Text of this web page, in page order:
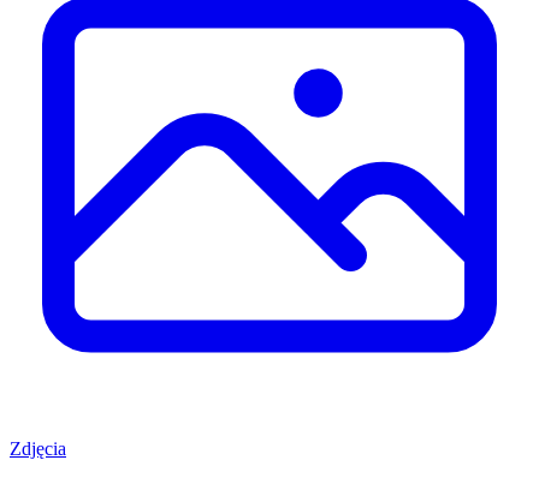
Zdjęcia